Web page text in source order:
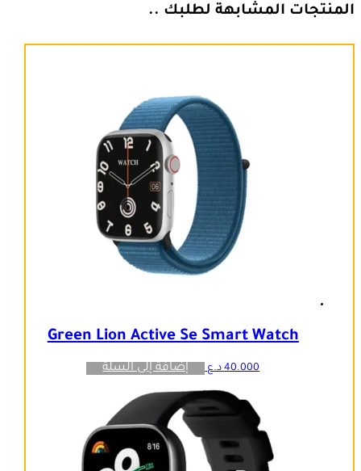
المنتجات المشابهة لطلبك ..
Green Lion Active Se Smart Watch
40.000 د.ع إضافة إلى السلة